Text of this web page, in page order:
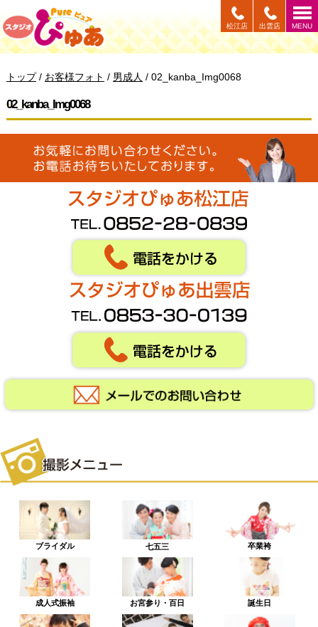
このページの本文へ
MENU
出雲店
松江店
現
の
トップ/ お客様フォト / 男成人 / 02_kanba_Img0068
02_kanba_Img0068
ブライダル 七五三 卒業袴
成人式振袖 お宮参り・百日 誕生日